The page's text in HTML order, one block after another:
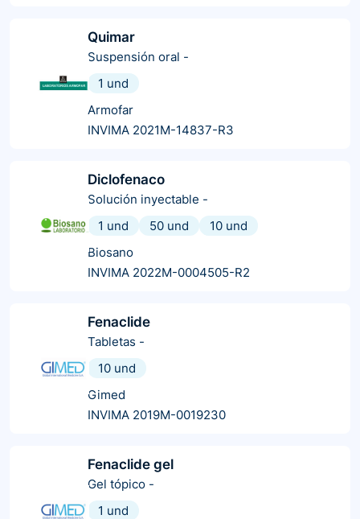
Quimar
Suspensión oral -
1 und
Armofar
INVIMA 2021M-14837-R3
Diclofenaco
Solución inyectable -
1 und
50 und
10 und
Biosano
INVIMA 2022M-0004505-R2
Fenaclide
Tabletas -
10 und
Gimed
INVIMA 2019M-0019230
Fenaclide gel
Gel tópico -
1 und